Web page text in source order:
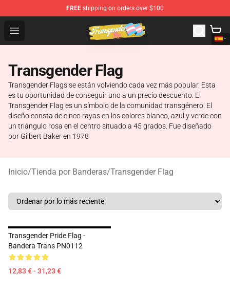
FREE shipping on orders over $100
Open menu
Transgender Flag Store - The Best Transgender Flag
Transgender Flag
Transgender Flags se están volviendo cada vez más popular. Esta
es tu oportunidad de conseguir uno a un precio descuento. El
Transgender Flag es un símbolo de la comunidad transgénero. El
diseño consta de cinco rayas en los colores blanco, azul y verde con
un triángulo rosa en el centro situado a 45 grados. Fue diseñado
por Gilbert Baker en 1978
Inicio/Tienda por Banderas/Transgender Flag
Transgender Pride Flag -
Bandera Trans PN0112
12,83 € - 31,23 €